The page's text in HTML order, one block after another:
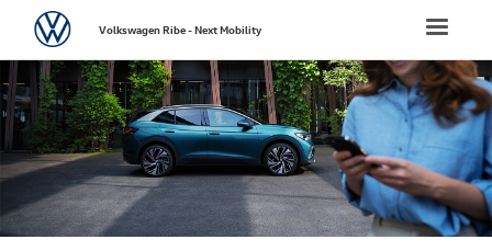
FORSIDE
NYE
Bestil
Toggle
VolkswagenVolkswagen Ribe - Next Mobility